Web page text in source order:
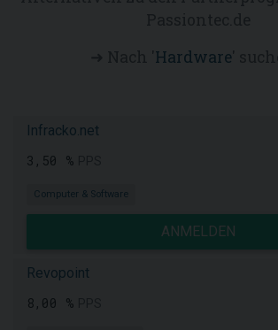
Hardware
Infracko.net
3,50 %
Computer & Software
ANMELDEN
Revopoint
8,00 %